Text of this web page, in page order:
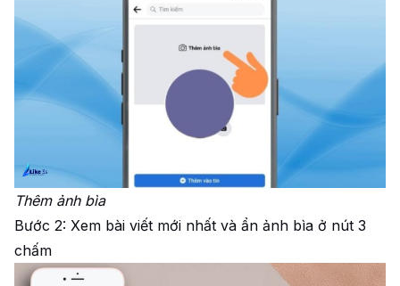
Thêm ảnh bìa
Bước 2: Xem bài viết mới nhất và ẩn ảnh bìa ở nút 3
chấm